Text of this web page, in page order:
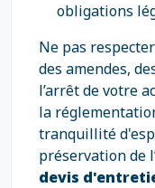
obligations
Ne pas
des amendes,
l’arrêt de votre
la
tranquillité
préservation de
devis